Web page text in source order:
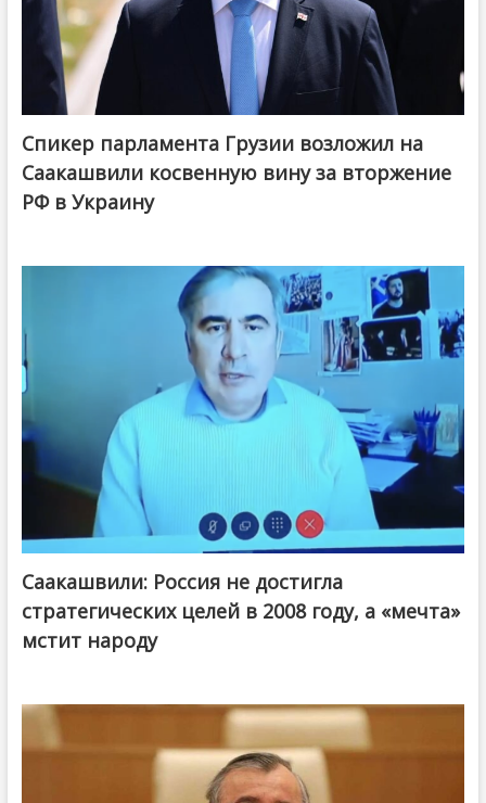
Спикер парламента Грузии возложил на
Саакашвили косвенную вину за вторжение
РФ в Украину
Саакашвили: Россия не достигла
стратегических целей в 2008 году, а «мечта»
мстит народу